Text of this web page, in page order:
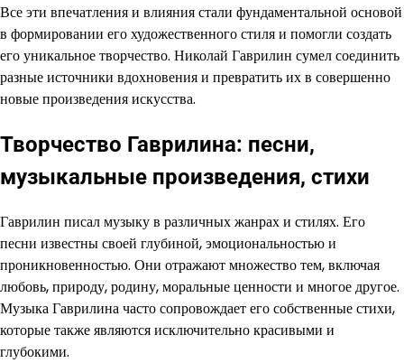
Все эти впечатления и влияния стали фундаментальной основой
в формировании его художественного стиля и помогли создать
его уникальное творчество. Николай Гаврилин сумел соединить
разные источники вдохновения и превратить их в совершенно
новые произведения искусства.
Творчество Гаврилина: песни,
музыкальные произведения, стихи
Гаврилин писал музыку в различных жанрах и стилях. Его
песни известны своей глубиной, эмоциональностью и
проникновенностью. Они отражают множество тем, включая
любовь, природу, родину, моральные ценности и многое другое.
Музыка Гаврилина часто сопровождает его собственные стихи,
которые также являются исключительно красивыми и
глубокими.